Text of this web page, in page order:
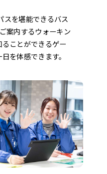
スを堪能できるバス
案内するウォーキン
ことができるゲー
を体感できます。